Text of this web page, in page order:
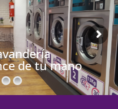
de tu mano